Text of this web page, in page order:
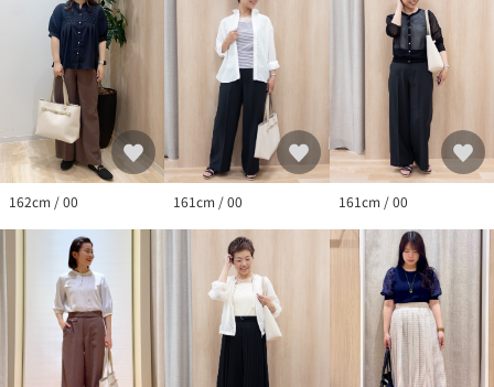
162cm / 00 161cm / 00 161cm / 00